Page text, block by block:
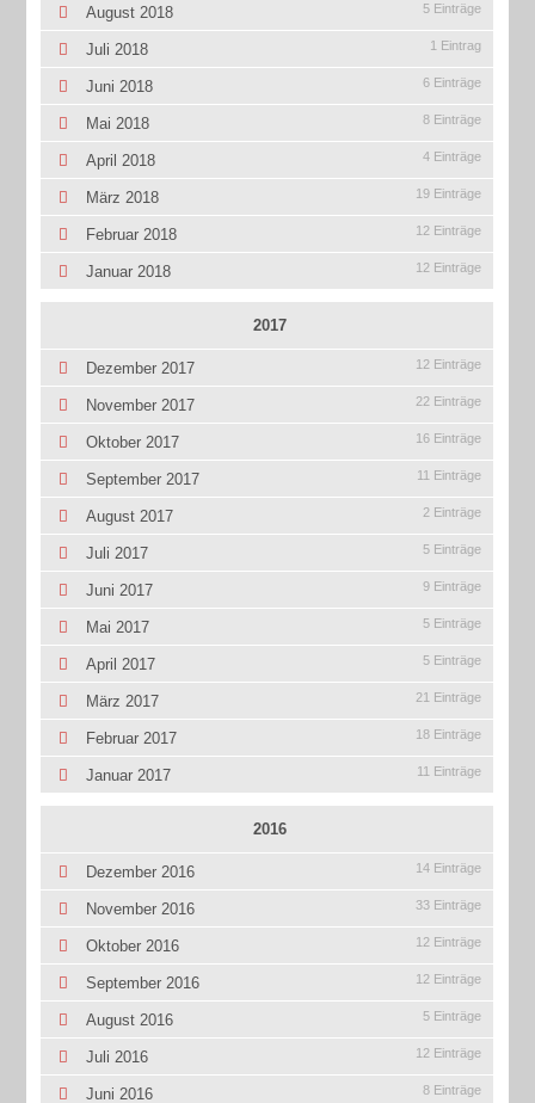
August 2018 5 Einträge
Juli 2018 1 Eintrag
Juni 2018 6 Einträge
Mai 2018 8 Einträge
April 2018 4 Einträge
März 2018 19 Einträge
Februar 2018 12 Einträge
Januar 2018 12 Einträge
2017
Dezember 2017 12 Einträge
November 2017 22 Einträge
Oktober 2017 16 Einträge
September 2017 11 Einträge
August 2017 2 Einträge
Juli 2017 5 Einträge
Juni 2017 9 Einträge
Mai 2017 5 Einträge
April 2017 5 Einträge
März 2017 21 Einträge
Februar 2017 18 Einträge
Januar 2017 11 Einträge
2016
Dezember 2016 14 Einträge
November 2016 33 Einträge
Oktober 2016 12 Einträge
September 2016 12 Einträge
August 2016 5 Einträge
Juli 2016 12 Einträge
Juni 2016 8 Einträge